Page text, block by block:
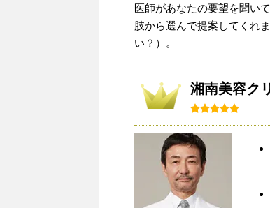
医師があなたの要望を聞い
肢から選んで提案してくれ
い？）。
湘南美容ク